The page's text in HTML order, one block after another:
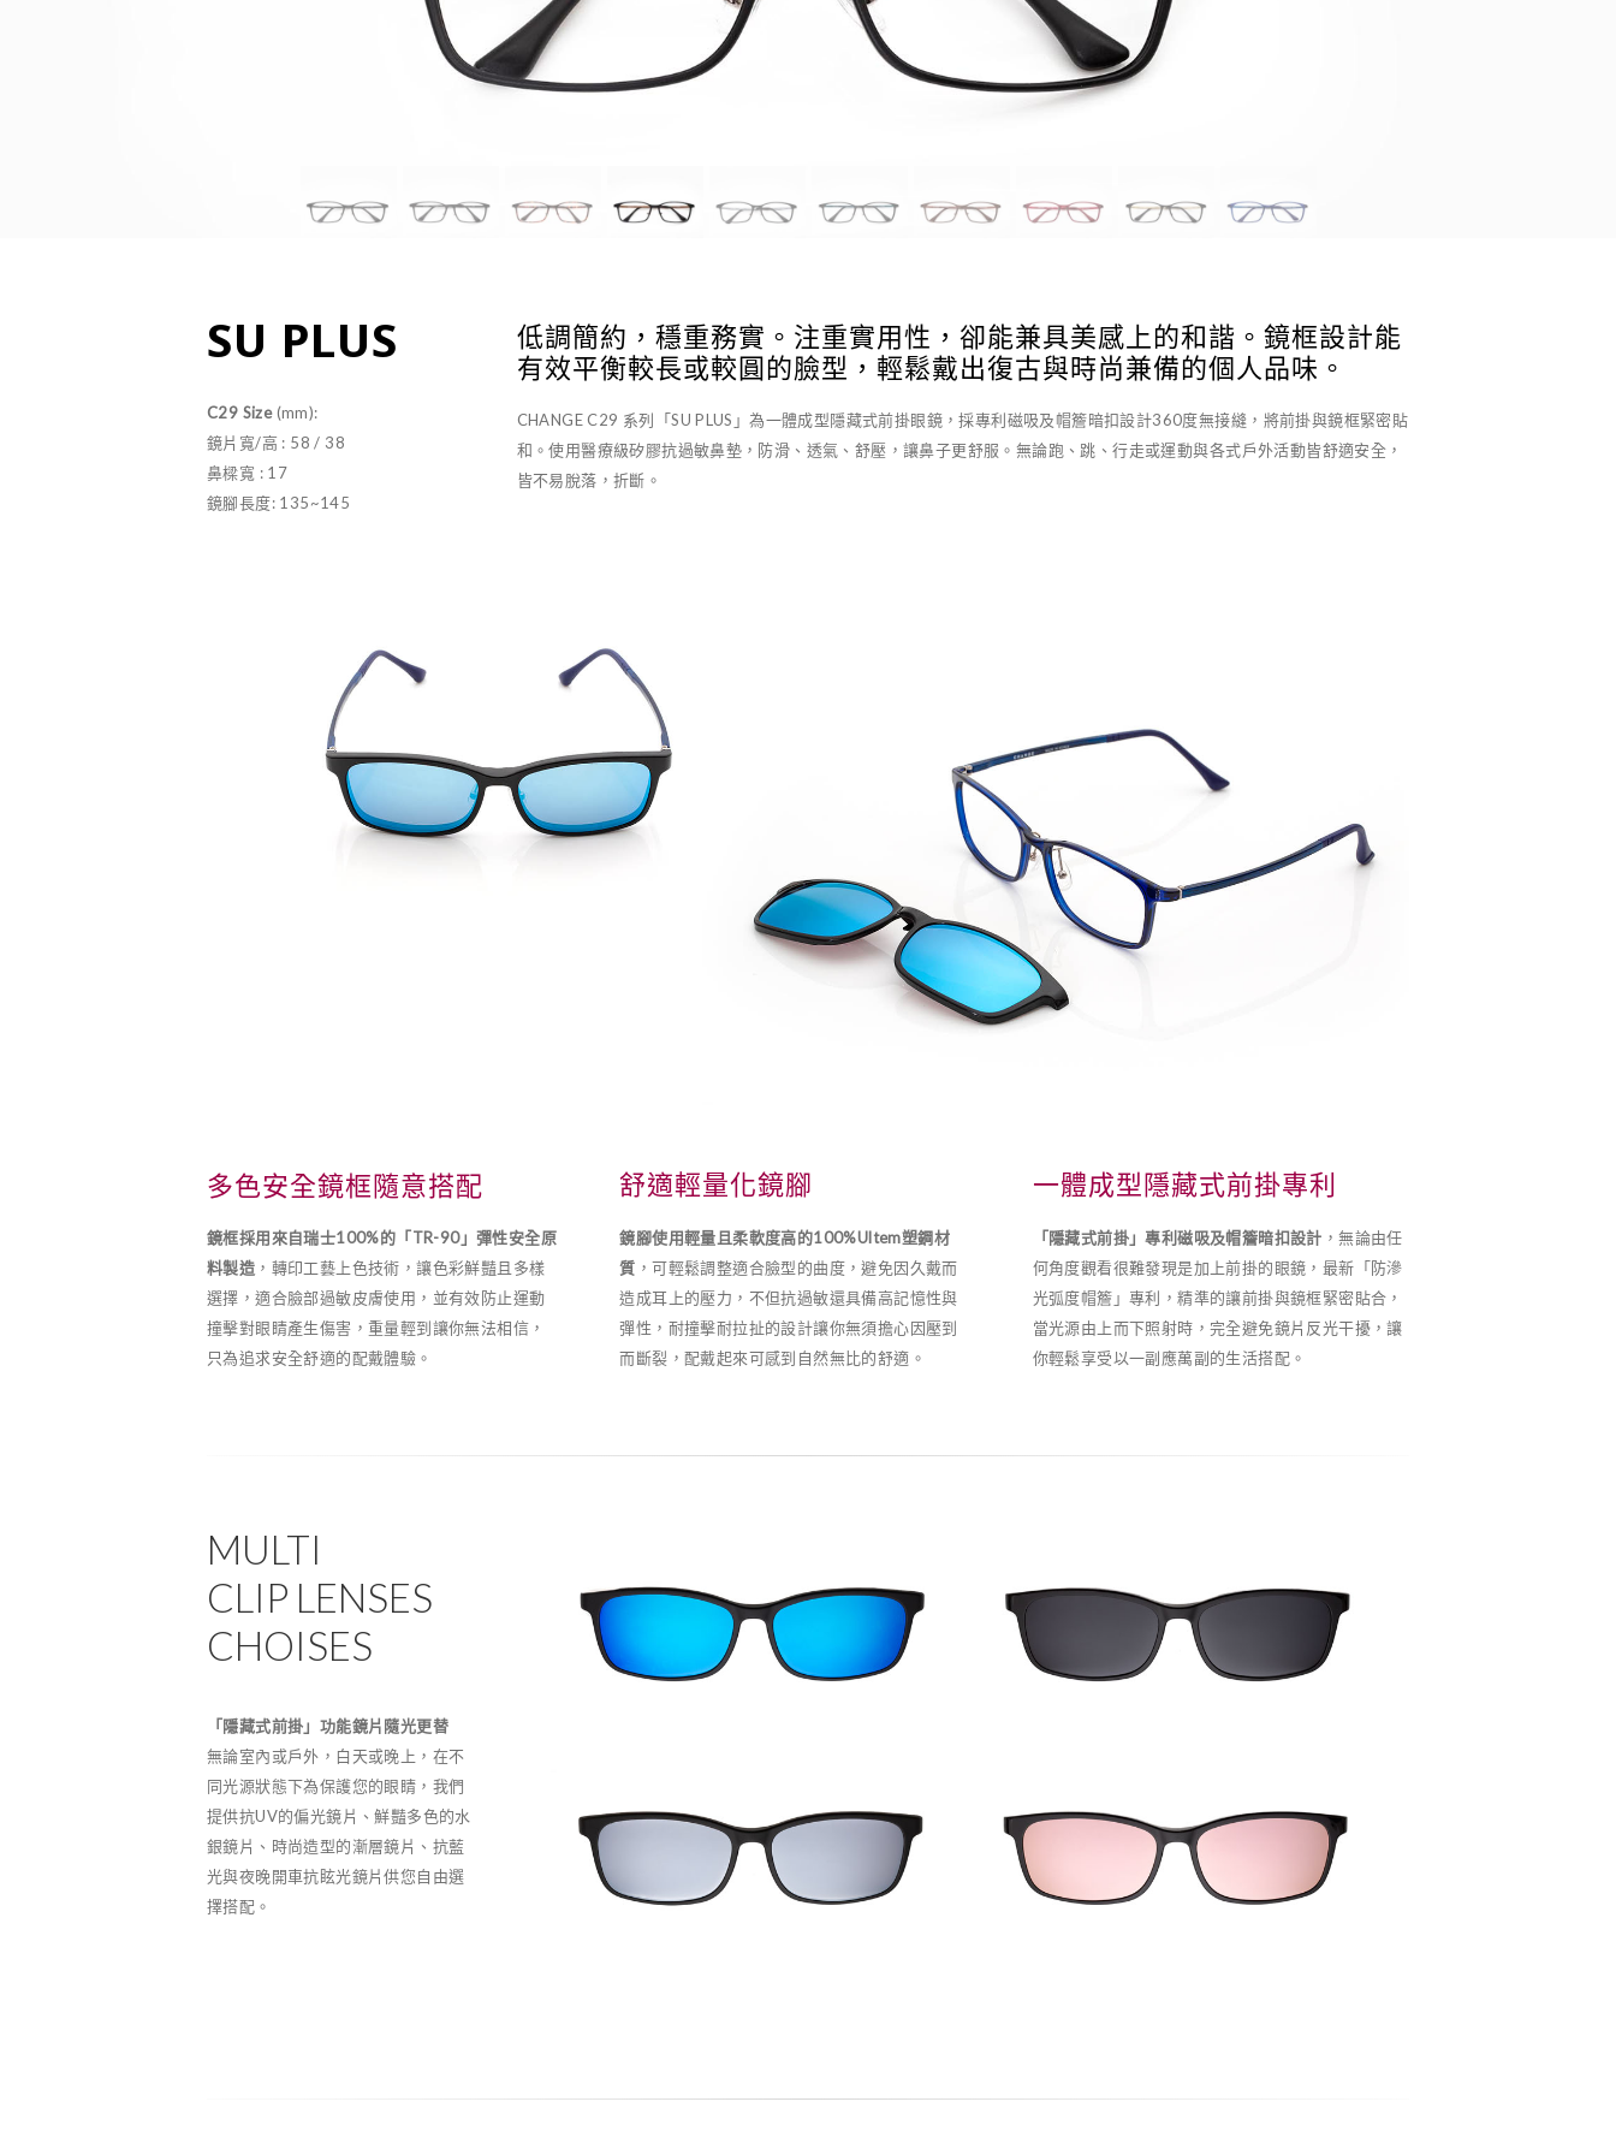
SU PLUS
C29 Size(mm):
鏡片寬/高 : 58 / 38
鼻樑寬 : 17
鏡腳長度: 135~145
低調簡約，穩重務實。注重實用性，卻能兼具美感上的和諧。鏡框設計能
有效平衡較長或較圓的臉型，輕鬆戴出復古與時尚兼備的個人品味。
CHANGE C29 系列「SU PLUS」為一體成型隱藏式前掛眼鏡，採專利磁吸及帽簷暗扣設計360度無接縫，將前掛與鏡框緊密貼
和。使用醫療級矽膠抗過敏鼻墊，防滑、透氣、舒壓，讓鼻子更舒服。無論跑、跳、行走或運動與各式戶外活動皆舒適安全，
皆不易脫落，折斷。
多色安全鏡框隨意搭配
鏡框採用來自瑞士100%的「TR-90」彈性安全原
料製造 ，轉印工藝上色技術，讓色彩鮮豔且多樣
選擇，適合臉部過敏皮膚使用，並有效防止運動
撞擊對眼睛產生傷害，重量輕到讓你無法相信，
只為追求安全舒適的配戴體驗。
舒適輕量化鏡腳
鏡腳使用輕量且柔軟度高的100%Ultem塑鋼材
質 ，可輕鬆調整適合臉型的曲度，避免因久戴而
造成耳上的壓力，不但抗過敏還具備高記憶性與
彈性，耐撞擊耐拉扯的設計讓你無須擔心因壓到
而斷裂，配戴起來可感到自然無比的舒適。
一體成型隱藏式前掛專利
「隱藏式前掛」專利磁吸及帽簷暗扣設計 ，無論由任
何角度觀看很難發現是加上前掛的眼鏡，最新「防滲
光弧度帽簷」專利，精準的讓前掛與鏡框緊密貼合，
當光源由上而下照射時，完全避免鏡片反光干擾，讓
你輕鬆享受以一副應萬副的生活搭配。
MULTI
CLIP LENSES
CHOISES
「隱藏式前掛」功能鏡片隨光更替
無論室內或戶外，白天或晚上，在不
同光源狀態下為保護您的眼睛，我們
提供抗UV的偏光鏡片、鮮豔多色的水
銀鏡片、時尚造型的漸層鏡片、抗藍
光與夜晚開車抗眩光鏡片供您自由選
擇搭配。